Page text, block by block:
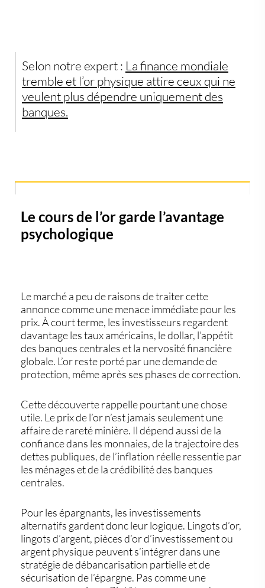
Selon notre expert : La finance mondiale
tremble et l’or physique attire ceux qui ne
veulent plus dépendre uniquement des
banques.
Le cours de l’or garde l’avantage
psychologique
Le marché a peu de raisons de traiter cette
annonce comme une menace immédiate pour les
prix. À court terme, les investisseurs regardent
davantage les taux américains, le dollar, l’appétit
des banques centrales et la nervosité financière
globale. L’or reste porté par une demande de
protection, même après ses phases de correction.
Cette découverte rappelle pourtant une chose
utile. Le prix de l’or n’est jamais seulement une
affaire de rareté minière. Il dépend aussi de la
confiance dans les monnaies, de la trajectoire des
dettes publiques, de l’inflation réelle ressentie par
les ménages et de la crédibilité des banques
centrales.
Pour les épargnants, les investissements
alternatifs gardent donc leur logique. Lingots d’or,
lingots d’argent, pièces d’or d’investissement ou
argent physique peuvent s’intégrer dans une
stratégie de débancarisation partielle et de
sécurisation de l’épargne. Pas comme une